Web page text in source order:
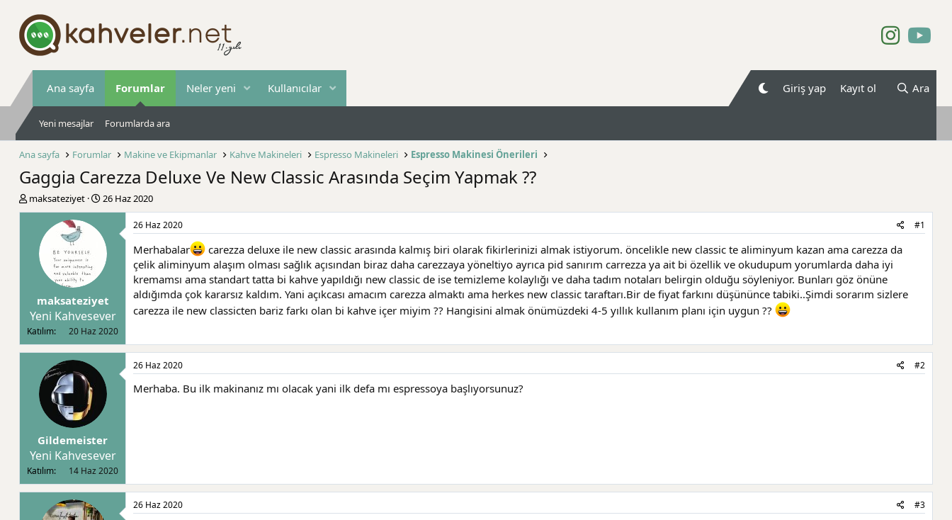
Ana sayfa Forumlar Neler yeni Kullanıcılar Giriş yap Kayıt ol Ara
Yeni mesajlar Forumlarda ara
Ana sayfa Forumlar Makine ve Ekipmanlar Kahve Makineleri Espresso Makineleri Espresso Makinesi Önerileri
Gaggia Carezza Deluxe Ve New Classic Arasında Seçim Yapmak ??
K
o
ş
l
a
t
maksateziyet
B
a
l
a
n
g
ç
t
a
r
i
i
26 Haz 2020
maksateziyet
Yeni Kahvesever
Katılım 20 Haz 2020
26 Haz 2020 #1
Merhabalar
carezza deluxe ile new classic arasında kalmış biri olarak fikirlerinizi almak istiyorum. öncelikle new classic te aliminyum kazan ama carezza da
çelik aliminyum alaşım olması sağlık açısından biraz daha carezzaya yöneltiyo ayrıca pid sanırım carrezza ya ait bi özellik ve okudupum yorumlarda daha iyi
kremamsı ama standart tatta bi kahve yapıldığı new classic de ise temizleme kolaylığı ve daha tadım notaları belirgin olduğu söyleniyor. Bunları göz önüne
aldığımda çok kararsız kaldım. Yani açıkcası amacım carezza almaktı ama herkes new classic taraftarı.Bir de fiyat farkını düşününce tabiki..Şimdi sorarım sizlere
carezza ile new classicten bariz farkı olan bi kahve içer miyim ?? Hangisini almak önümüzdeki 4-5 yıllık kullanım planı için uygun ??
Gildemeister
Yeni Kahvesever
Katılım 14 Haz 2020
26 Haz 2020 #2
Merhaba. Bu ilk makinanız mı olacak yani ilk defa mı espressoya başlıyorsunuz?
26 Haz 2020 #3